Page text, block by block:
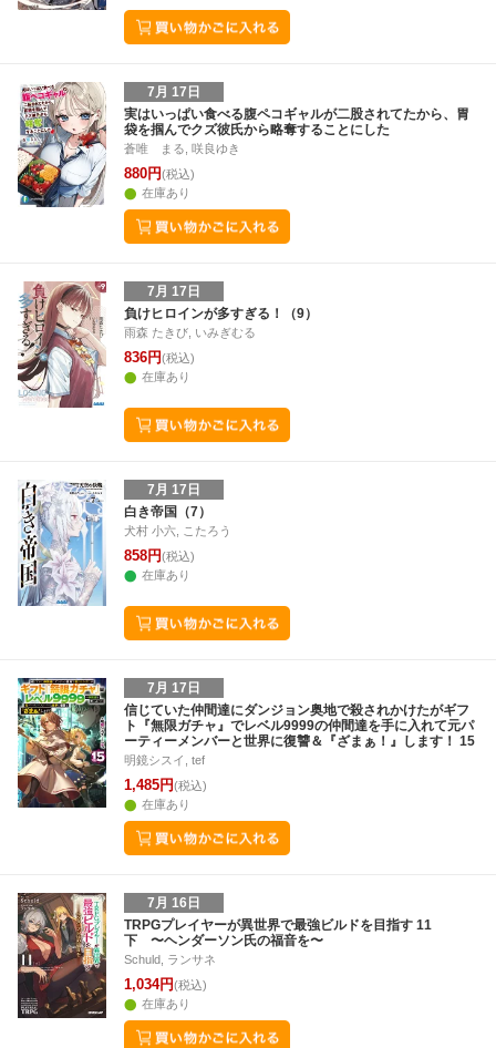
7月 17日
実はいっぱい食べる腹ペコギャルが二股されてたから、胃
袋を掴んでクズ彼氏から略奪することにした
蒼唯 まる, 咲良ゆき
880円(税込)
在庫あり
7月 17日
負けヒロインが多すぎる！（9）
雨森 たきび, いみぎむる
836円(税込)
在庫あり
7月 17日
白き帝国（7）
犬村 小六, こたろう
858円(税込)
在庫あり
7月 17日
信じていた仲間達にダンジョン奥地で殺されかけたがギフ
ト『無限ガチャ』でレベル9999の仲間達を手に入れて元パ
ーティーメンバーと世界に復讐＆『ざまぁ！』します！ 15
明鏡シスイ, tef
1,485円(税込)
在庫あり
7月 16日
TRPGプレイヤーが異世界で最強ビルドを目指す 11
下 〜ヘンダーソン氏の福音を〜
Schuld, ランサネ
1,034円(税込)
在庫あり